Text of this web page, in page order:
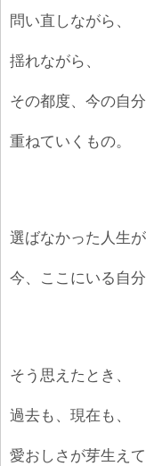
問い直しながら、
揺れながら、
その都度、今の自
重ねていくもの。
選ばなかった人生
今、ここにいる自分
そう思えたとき、
過去も、現在も、
愛おしさが芽生え